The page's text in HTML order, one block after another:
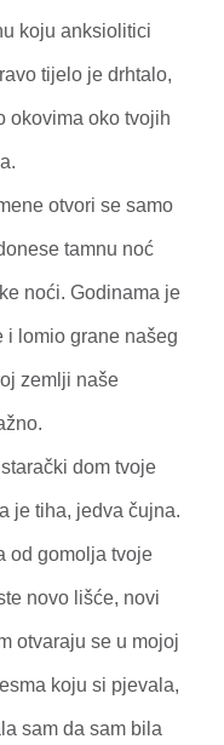
koju anksiolitici
tijelo je drhtalo,
okovima oko tvojih
otvori se samo
tamnu noć
noći. Godinama je
i lomio grane našeg
zemlji naše
dom tvoje
je tiha, jedva čujna.
od gomolja tvoje
novo lišće, novi
otvaraju se u mojoj
koju si pjevala,
sam da sam bila